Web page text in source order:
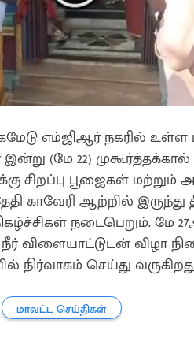
எம்ஜிஆர் நகரில் உள்ள
(மே 22)
சிறப்பு பூஜைகள்
காவேரி ஆற்றில் இருந்து
நடைபெறும். மே
விளையாட்டுடன் விழா
செய்து
மாவட்ட செய்திகள்